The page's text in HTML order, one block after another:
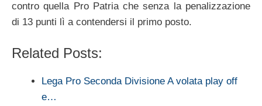
contro quella Pro Patria che senza la penalizzazione
di 13 punti lì a contendersi il primo posto.
Related Posts:
Lega Pro Seconda Divisione A volata play off
e…